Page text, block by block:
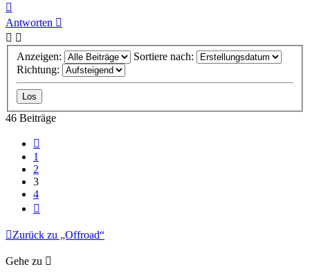
oben
Antworten
Anzeigen:
Sortiere nach:
Richtung:
46 Beiträge
1
2
3
4
Zurück zu „Offroad“
Gehe zu